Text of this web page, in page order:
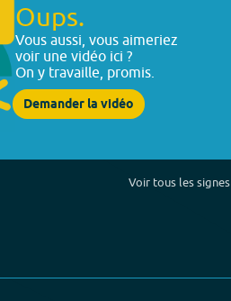
Oups.
Vous aussi, vous aimeriez
voir une vidéo ici ?
On y travaille, promis.
Demander la vidéo
Voir tous les signes